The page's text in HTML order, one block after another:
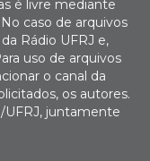
é livre mediante
caso de arquivos
Rádio UFRJ e,
uso de arquivos
o canal da
os autores.
UFRJ, juntamente